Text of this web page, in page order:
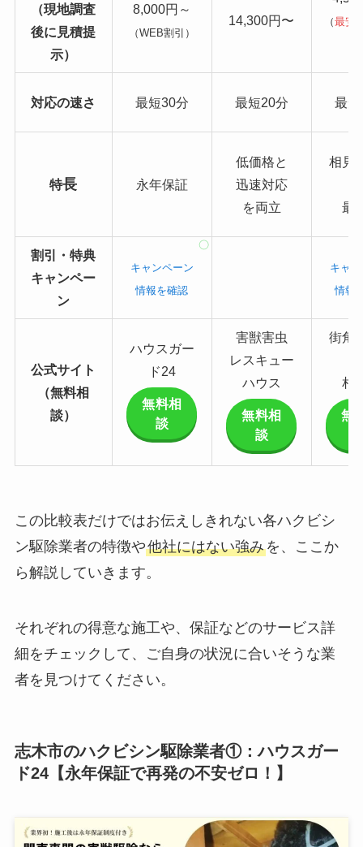
（現地調査
後に見積提
示）
8,000円～
（WEB割引）
14,300円〜 （最安
対応の速さ 最短30分 最短20分 最
特長 永年保証
低価格と
迅速対応
を両立
相見
最
割引・特典
キャンペー
ン
キャンペーン
情報を確認
キャ
情報
公式サイト
（無料相
談）
ハウスガー
ド24
無料相
談
害獣害虫
レスキュー
ハウス
無料相
談
街角
相
無
この比較表だけではお伝えしきれない各ハクビシ
ン駆除業者の特徴や他社にはない強みを、ここか
ら解説していきます。
それぞれの得意な施工や、保証などのサービス詳
細をチェックして、ご自身の状況に合いそうな業
者を見つけてください。
志木市のハクビシン駆除業者①：ハウスガー
ド24【永年保証で再発の不安ゼロ！】